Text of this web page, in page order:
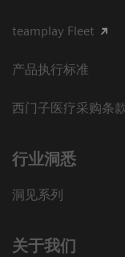
teamplay Fleet
产品执行标准
西门子医疗采购条
行业洞悉
洞见系列
关于我们